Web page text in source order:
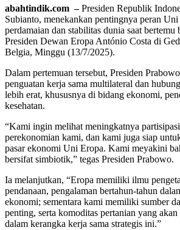
abahtindik.com –Presiden Republik
Subianto, menekankan pentingnya peran
perdamaian dan stabilitas dunia saat bertemu
Presiden Dewan Eropa António Costa di
Belgia, Minggu (13/7/2025).
Dalam pertemuan tersebut, Presiden
penguatan kerja sama multilateral dan
lebih erat, khususnya di bidang ekonomi,
kesehatan.
“Kami ingin melihat meningkatnya
perekonomian kami, dan kami juga siap
pasar ekonomi Uni Eropa. Kami meyakini
bersifat simbiotik,” tegas Presiden Prabowo.
Ia melanjutkan, “Eropa memiliki ilmu
pendanaan, pengalaman bertahun-tahun
ekonomi; sementara kami memiliki sumber
penting, serta komoditas pertanian yang
dalam kerangka kerja sama strategis ini.”